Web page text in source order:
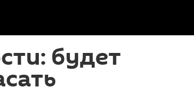
будет